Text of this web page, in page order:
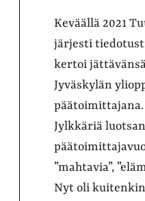
Keväällä 2021
järjesti
kertoi
Jyväskylän
päätoimittajana.
Jylkkäriä
”mahtavia”,
Nyt oli